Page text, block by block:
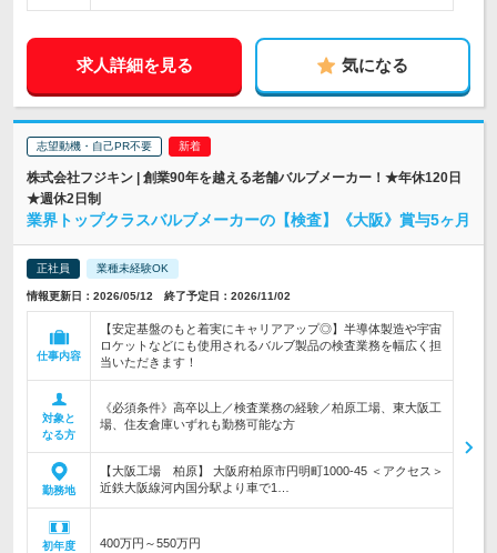
求人詳細を見る 気になる
志望動機・自己PR不要
株式会社フジキン | 創業90年を越える老舗バルブメーカー！★年休120日
★週休2日制
業界トップクラスバルブメーカーの【検査】《大阪》賞与5ヶ月
正社員 業種未経験OK
情報更新日：2026/05/12 終了予定日：2026/11/02
仕事内容
【安定基盤のもと着実にキャリアアップ◎】半導体製造や宇宙
ロケットなどにも使用されるバルブ製品の検査業務を幅広く担
当いただきます！
対象と
なる方
《必須条件》高卒以上／検査業務の経験／柏原工場、東大阪工
場、住友倉庫いずれも勤務可能な方
勤務地
【大阪工場 柏原】 大阪府柏原市円明町1000-45 ＜アクセス＞
近鉄大阪線河内国分駅より車で1…
初年度
400万円～550万円